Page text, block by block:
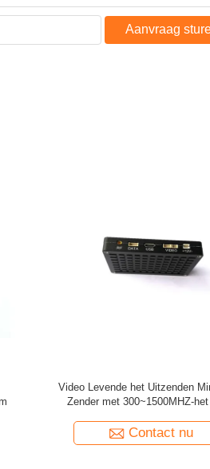
Aanvraag
Mini Videozender in real time,
duplex Kleine Draadloze
Contact nu